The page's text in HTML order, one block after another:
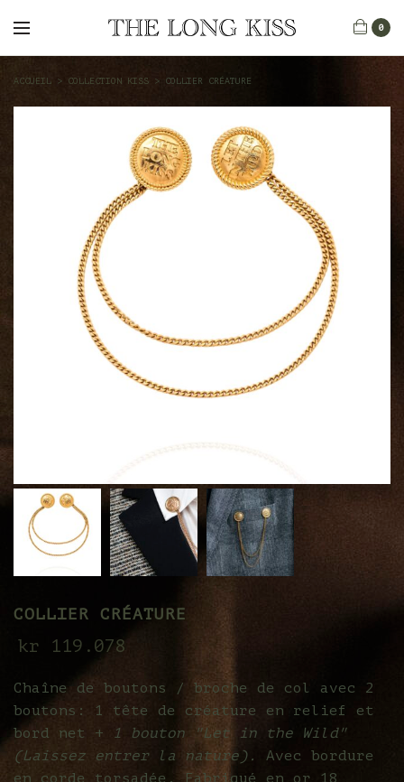
0
ACCUEIL > COLLECTION KISS > COLLIER CRÉATURE
COLLIER CRÉATURE
kr 119.078
Chaîne de boutons / broche de col avec 2
boutons: 1 tête de créature en relief et
bord net +
1 bouton "Let in the Wild"
(Laissez entrer la nature).
Avec bordure
en corde torsadée. Fabriqué en or 18